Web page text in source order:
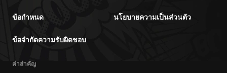
ข้อกำหนด นโยบายความเป็นส่วนตัว
ข้อจำกัดความรับผิดชอบ
คำสำคัญ